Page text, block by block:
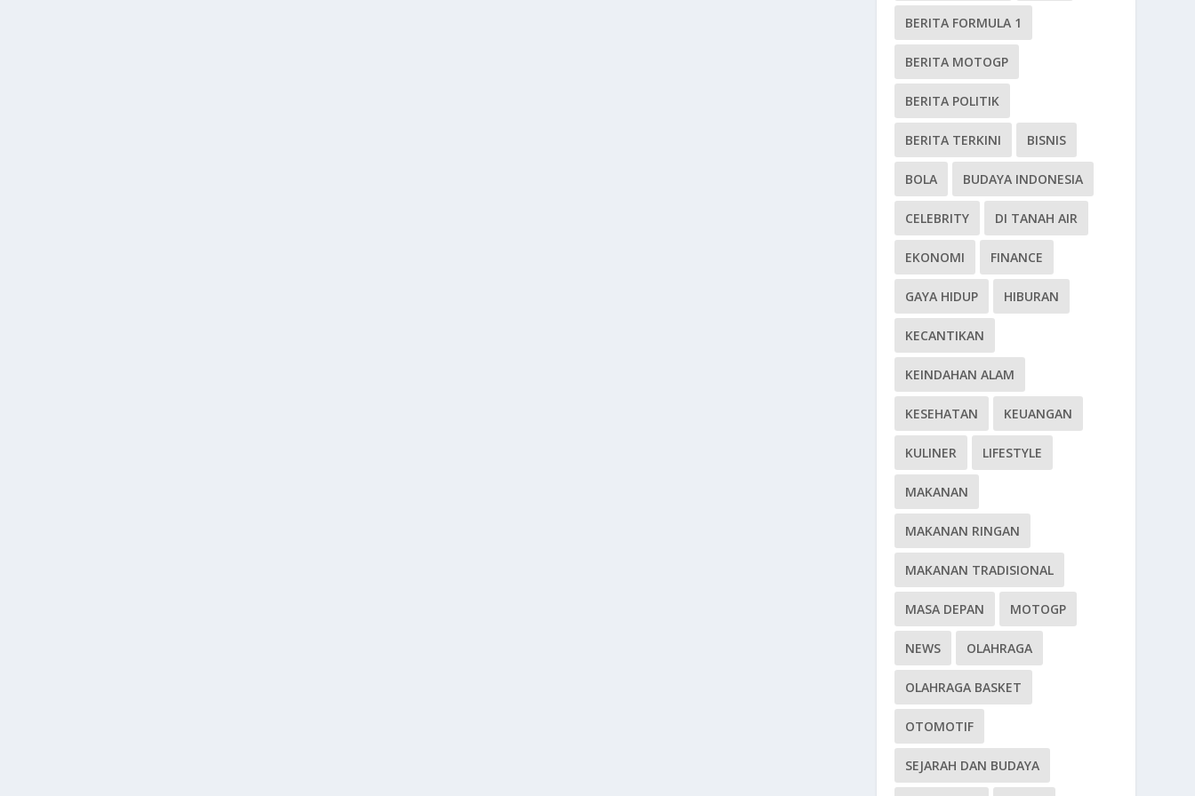
BERITA FORMULA 1
BERITA MOTOGP
BERITA POLITIK
BERITA TERKINI BISNIS
BOLA BUDAYA INDONESIA
CELEBRITY DI TANAH AIR
EKONOMI FINANCE
GAYA HIDUP HIBURAN
KECANTIKAN
KEINDAHAN ALAM
KESEHATAN KEUANGAN
KULINER LIFESTYLE
MAKANAN
MAKANAN RINGAN
MAKANAN TRADISIONAL
MASA DEPAN MOTOGP
NEWS OLAHRAGA
OLAHRAGA BASKET
OTOMOTIF
SEJARAH DAN BUDAYA